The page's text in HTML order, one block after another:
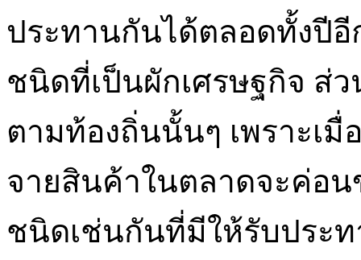
ประทานกันได้ตลอดทั้งปีอี
ชนิดที่เป็นผักเศรษฐกิจ ส่
ตามท้องถิ่นนั้นๆ เพราะเ
จายสินค้าในตลาดจะค่อ
ชนิดเช่นกันที่มีให้รับประ